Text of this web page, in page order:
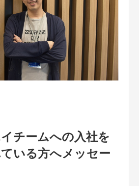
チームへの入社を
いる方へメッセー